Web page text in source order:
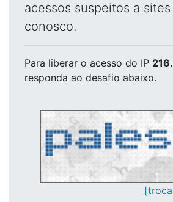
acessos suspeitos a
conosco.
Para liberar o acesso do IP
responda ao desafio abaixo.